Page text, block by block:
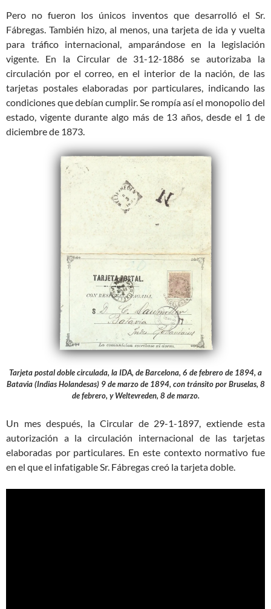
Pero no fueron los únicos inventos que desarrolló el Sr.
Fábregas. También hizo, al menos, una tarjeta de ida y vuelta
para tráfico internacional, amparándose en la legislación
vigente. En la Circular de 31-12-1886 se autorizaba la
circulación por el correo, en el interior de la nación, de las
tarjetas postales elaboradas por particulares, indicando las
condiciones que debían cumplir. Se rompía así el monopolio del
estado, vigente durante algo más de 13 años, desde el 1 de
diciembre de 1873.
Tarjeta postal doble circulada, la IDA, de Barcelona, 6 de febrero de 1894, a
Batavia (Indias Holandesas) 9 de marzo de 1894, con tránsito por Bruselas, 8
de febrero, y Weltevreden, 8 de marzo.
Un mes después, la Circular de 29-1-1897, extiende esta
autorización a la circulación internacional de las tarjetas
elaboradas por particulares. En este contexto normativo fue
en el que el infatigable Sr. Fábregas creó la tarjeta doble.